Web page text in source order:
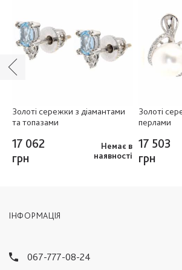
Золоті сережки з діамантами
та топазами
17 062
грн
Немає в
наявності
Золоті
перлами
17 503
грн
ІНФОРМАЦІЯ
067-777-08-24